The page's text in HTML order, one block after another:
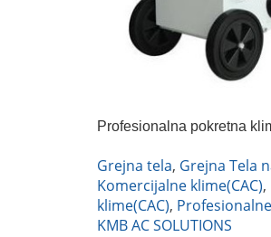
Profesionalna pokretna
Grejna tela, Grejna Tela
Komercijalne klime(CAC),
klime(CAC),
KMB AC SOLUTIONS